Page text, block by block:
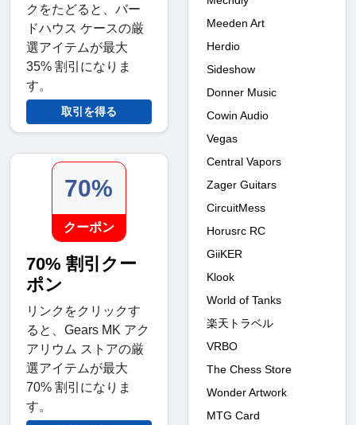
クをたどると、バー
ドハウス ケースの厳
選アイテムが最大
35% 割引になりま
す。
取引を得る
70%
クーポン
70% 割引クー
ポン
リンクをクリックす
ると、Gears MK アク
アリウム ストアの厳
選アイテムが最大
70% 割引になりま
す。
Meeden Art
Herdio
Sideshow
Donner Music
Cowin Audio
Vegas
Central Vapors
Zager Guitars
CircuitMess
Horusrc RC
GiiKER
Klook
World of Tanks
楽天トラベル
VRBO
The Chess Store
Wonder Artwork
MTG Card